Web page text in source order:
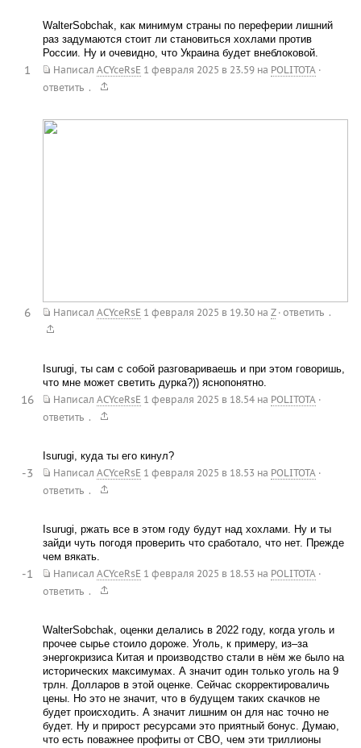
WalterSobchak, как минимум страны по переферии лишний
раз задумаются стоит ли становиться хохлами против
России. Ну и очевидно, что Украина будет внеблоковой.
Написал ACYceRsE 1 февраля 2025 в 23.59на POLITOTA ·
ответить .
1
Написал ACYceRsE 1 февраля 2025 в 19.30на Z · ответить .
6
Isurugi, ты сам с собой разговариваешь и при этом говоришь,
что мне может светить дурка?)) яснопонятно.
Написал ACYceRsE 1 февраля 2025 в 18.54на POLITOTA ·
ответить .
16
Isurugi, куда ты его кинул?
Написал ACYceRsE 1 февраля 2025 в 18.53 на POLITOTA ·
ответить .
-3
Isurugi, ржать все в этом году будут над хохлами. Ну и ты
зайди чуть погодя проверить что сработало, что нет. Прежде
чем вякать.
Написал ACYceRsE 1 февраля 2025 в 18.53 на POLITOTA ·
ответить .
-1
WalterSobchak, оценки делались в 2022 году, когда уголь и
прочее сырье стоило дороже. Уголь, к примеру, из–за
энергокризиса Китая и производство стали в нём же было на
исторических максимумах. А значит один только уголь на 9
трлн. Долларов в этой оценке. Сейчас скорректироваличь
цены. Но это не значит, что в будущем таких скачков не
будет происходить. А значит лишним он для нас точно не
будет. Ну и прирост ресурсами это приятный бонус. Думаю,
что есть поважнее профиты от СВО, чем эти триллионы